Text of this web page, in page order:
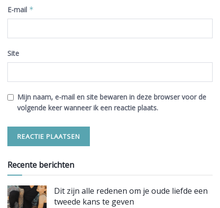
E-mail *
Site
Mijn naam, e-mail en site bewaren in deze browser voor de
volgende keer wanneer ik een reactie plaats.
Recente berichten
Dit zijn alle redenen om je oude liefde een
tweede kans te geven